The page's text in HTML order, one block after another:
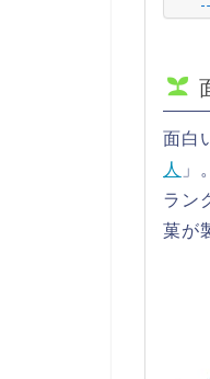
面白
人
」
ラン
菓が